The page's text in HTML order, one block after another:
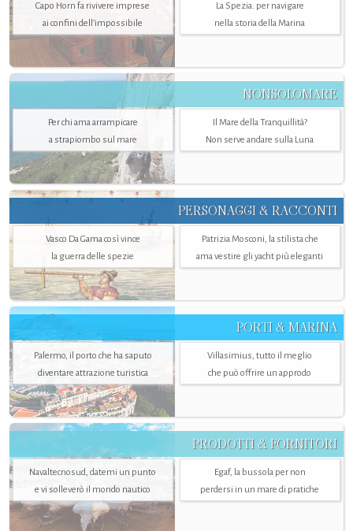
Capo Horn fa rivivere imprese
ai confini dell’impossibile
La Spezia. per navigare
nella storia della Marina
NONSOLOMARE
Per chi ama arrampicare
a strapiombo sul mare
Il Mare della Tranquillità?
Non serve andare sulla Luna
PERSONAGGI & RACCONTI
Vasco Da Gama così vince
la guerra delle spezie
Patrizia Mosconi, la stilista che
ama vestire gli yacht più eleganti
PORTI & MARINA
Palermo, il porto che ha saputo
diventare attrazione turistica
Villasimius, tutto il meglio
che può offrire un approdo
PRODOTTI & FORNITORI
Navaltecnosud, datemi un punto
e vi solleverò il mondo nautico
Egaf, la bussola per non
perdersi in un mare di pratiche